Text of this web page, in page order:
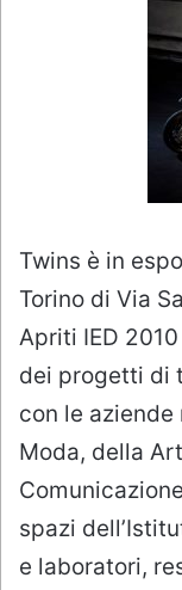
Twins è in
Torino di Via
Apriti IED
dei progetti di
con le aziende
Moda, della
spazi
e laboratori,